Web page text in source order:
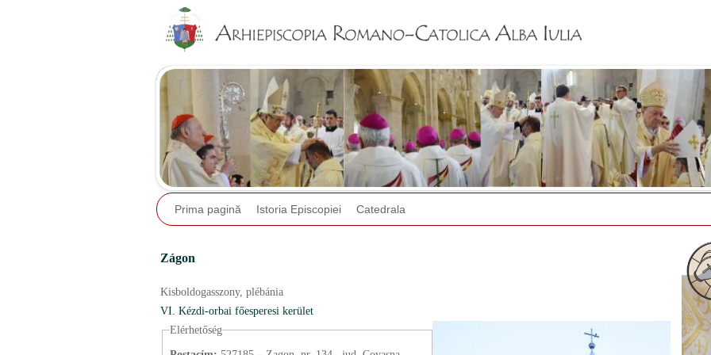
Prima pagină Istoria Episcopiei Catedrala
Zágon
Kisboldogasszony, plébánia
VI. Kézdi-orbai főesperesi kerület
Elérhetőség